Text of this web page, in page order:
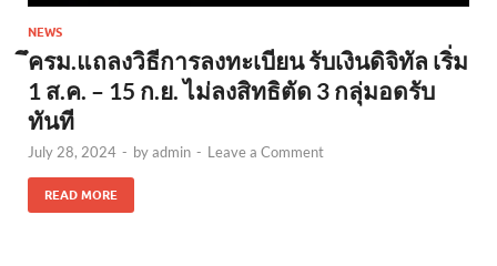
NEWS
ึครม.แถลงวิธีการลงทะเบียน รับเงินดิจิทัล เริ่ม
1 ส.ค. – 15 ก.ย. ไม่ลงสิทธิตัด 3 กลุ่มอดรับ
ทันที
July 28, 2024 - byadmin - Leave a Comment
READ MORE